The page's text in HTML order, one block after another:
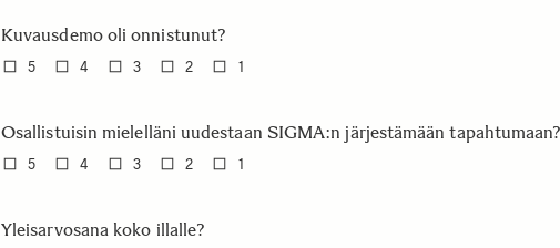
Kuvausdemo oli onnistunut?
5 4 3 2 1
Osallistuisin mielelläni uudestaan SIGMA:n järjestämään tapahtumaan?
5 4 3 2 1
Yleisarvosana koko illalle?